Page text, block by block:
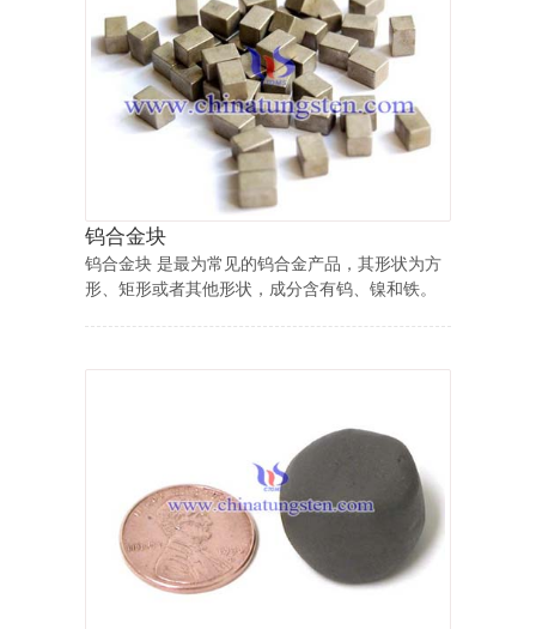
钨合金块
钨合金块 是最为常见的钨合金产品，其形状为方
形、矩形或者其他形状，成分含有钨、镍和铁。